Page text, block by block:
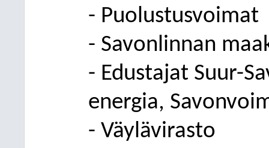
- Puolustusvoimat
- Savonlinnan
- Edustajat Suur-
energia,
- Väylävirasto